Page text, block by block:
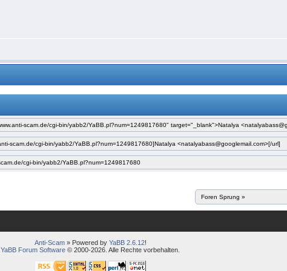
Anti-Scam» Powered by YaBB 2.6.12!
YaBB Forum Software © 2000-2026. Alle Rechte vorbehalten.